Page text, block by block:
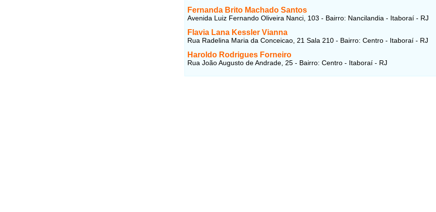
Fernanda Brito Machado Santos
Avenida Luiz Fernando Oliveira Nanci, 103 - Bairro: Nancilandia - Itaboraí - RJ
Flavia Lana Kessler Vianna
Rua Radelina Maria da Conceicao, 21 Sala 210 - Bairro: Centro - Itaboraí - RJ
Haroldo Rodrigues Forneiro
Rua João Augusto de Andrade, 25 - Bairro: Centro - Itaboraí - RJ